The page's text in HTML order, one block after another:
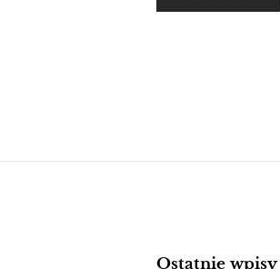
Ostatnie wpisy